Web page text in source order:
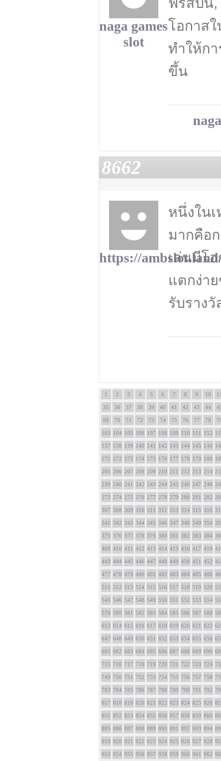
naga games
slot
โอกาส
ทำให้ก
ขึ้น
8662
https://
หนึ่งใน
มากคือ
เล่นมีโ
แตกง่า
รับราง
1 2 3 4 5 6 7 8 9 10
35 36 37 38 39 40 41 42 43 44
69 70 71 72 73 74 75 76 77 78
103 104 105 106 107 108 109 110 111 112
137 138 139 140 141 142 143 144 145 146
171 172 173 174 175 176 177 178 179 180
205 206 207 208 209 210 211 212 213 214
239 240 241 242 243 244 245 246 247 248
273 274 275 276 277 278 279 280 281 282
307 308 309 310 311 312 313 314 315 316
341 342 343 344 345 346 347 348 349 350
375 376 377 378 379 380 381 382 383 384
409 410 411 412 413 414 415 416 417 418
443 444 445 446 447 448 449 450 451 452
477 478 479 480 481 482 483 484 485 486
511 512 513 514 515 516 517 518 519 520
545 546 547 548 549 550 551 552 553 554
579 580 581 582 583 584 585 586 587 588
613 614 615 616 617 618 619 620 621 622
647 648 649 650 651 652 653 654 655 656
681 682 683 684 685 686 687 688 689 690
715 716 717 718 719 720 721 722 723 724
749 750 751 752 753 754 755 756 757 758
783 784 785 786 787 788 789 790 791 792
817 818 819 820 821 822 823 824 825 826
851 852 853 854 855 856 857 858 859 860
885 886 887 888 889 890 891 892 893 894
919 920 921 922 923 924 925 926 927 928
953 954 955 956 957 958 959 960 961 962